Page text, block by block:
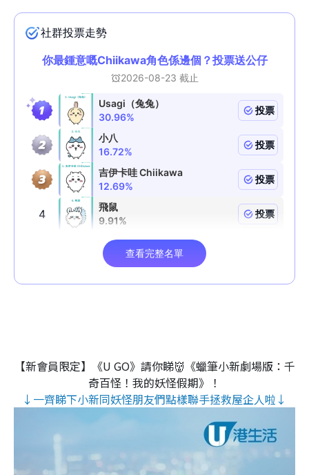
【新會員限定】《U GO》請你睇👹《蠟筆小新劇場版：千
奇百怪！我的妖怪假期》！
↓一齊睇下小新同妖怪朋友們點樣聯手拯救屋企人啦↓